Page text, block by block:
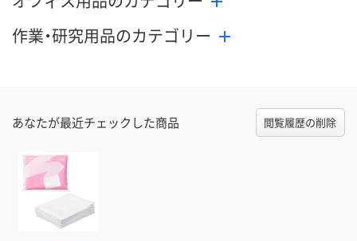
作業・研究用品のカテゴリー
あなたが最近チェックした商品 閲覧履歴の削除